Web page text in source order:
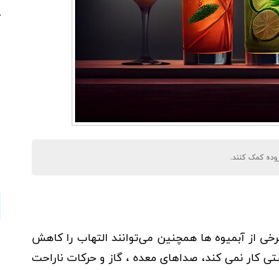
کمک کنند.
از آبمیوه ها همچنین می‌توانند التهاب را کاهش
کار نمی کند، صداهای معده ، گاز و حرکات ناراحت